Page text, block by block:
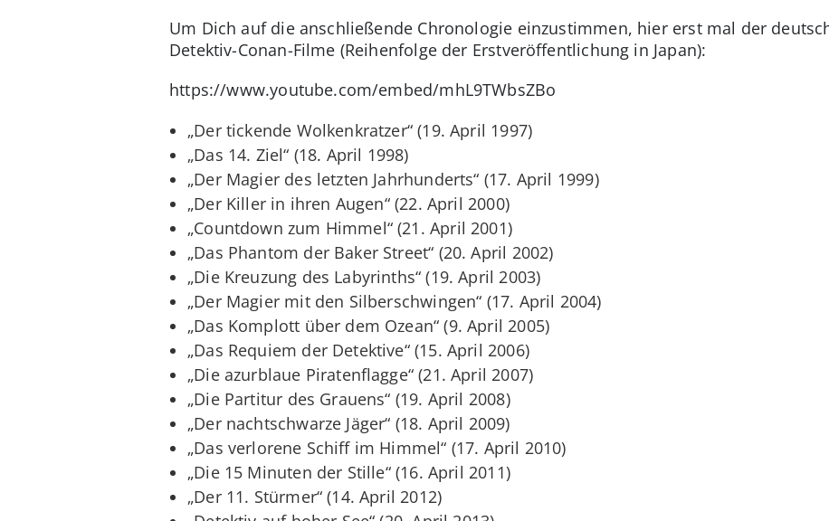
Um Dich auf die anschließende Chronologie einzustimmen, hier erst mal der
Detektiv-Conan-Filme (Reihenfolge der Erstveröffentlichung in Japan):
https://www.youtube.com/embed/mhL9TWbsZBo
„Der tickende Wolkenkratzer“ (19. April 1997)
„Das 14. Ziel“ (18. April 1998)
„Der Magier des letzten Jahrhunderts“ (17. April 1999)
„Der Killer in ihren Augen“ (22. April 2000)
„Countdown zum Himmel“ (21. April 2001)
„Das Phantom der Baker Street“ (20. April 2002)
„Die Kreuzung des Labyrinths“ (19. April 2003)
„Der Magier mit den Silberschwingen“ (17. April 2004)
„Das Komplott über dem Ozean“ (9. April 2005)
„Das Requiem der Detektive“ (15. April 2006)
„Die azurblaue Piratenflagge“ (21. April 2007)
„Die Partitur des Grauens“ (19. April 2008)
„Der nachtschwarze Jäger“ (18. April 2009)
„Das verlorene Schiff im Himmel“ (17. April 2010)
„Die 15 Minuten der Stille“ (16. April 2011)
„Der 11. Stürmer“ (14. April 2012)